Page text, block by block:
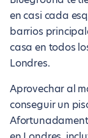
en casi cada
barrios
casa en todos
Londres.
Aprovechar al
conseguir un